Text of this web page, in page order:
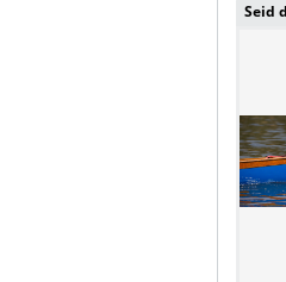
Seid